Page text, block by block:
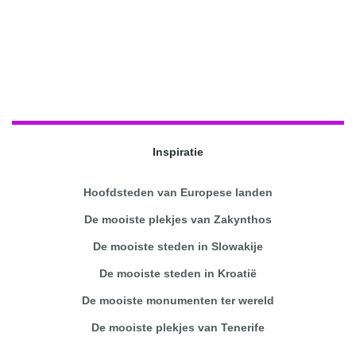
Inspiratie
Hoofdsteden van Europese landen
De mooiste plekjes van Zakynthos
De mooiste steden in Slowakije
De mooiste steden in Kroatië
De mooiste monumenten ter wereld
De mooiste plekjes van Tenerife